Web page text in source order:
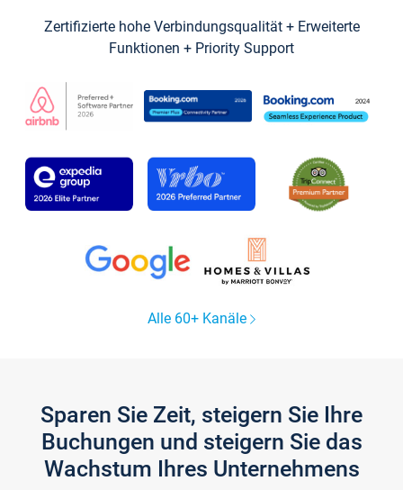
Zertifizierte hohe Verbindungsqualität + Erweiterte
Funktionen + Priority Support
Alle 60+ Kanäle
Sparen Sie Zeit, steigern Sie Ihre
Buchungen und steigern Sie das
Wachstum Ihres Unternehmens